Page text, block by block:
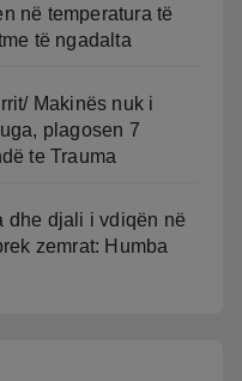
në temperatura të
të ngadalta
Makinës nuk i
plagosen 7
te Trauma
dhe djali i vdiqën në
zemrat: Humba